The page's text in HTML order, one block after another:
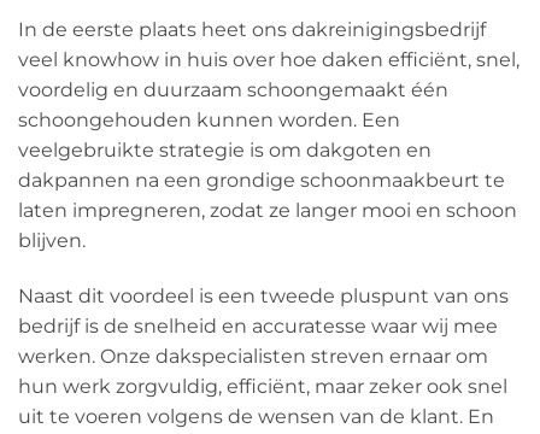
In de eerste plaats heet ons dakreinigingsbedrijf
veel knowhow in huis over hoe daken efficiënt, snel,
voordelig en duurzaam schoongemaakt één
schoongehouden kunnen worden. Een
veelgebruikte strategie is om dakgoten en
dakpannen na een grondige schoonmaakbeurt te
laten impregneren, zodat ze langer mooi en schoon
blijven.
Naast dit voordeel is een tweede pluspunt van ons
bedrijf is de snelheid en accuratesse waar wij mee
werken. Onze dakspecialisten streven ernaar om
hun werk zorgvuldig, efficiënt, maar zeker ook snel
uit te voeren volgens de wensen van de klant. En